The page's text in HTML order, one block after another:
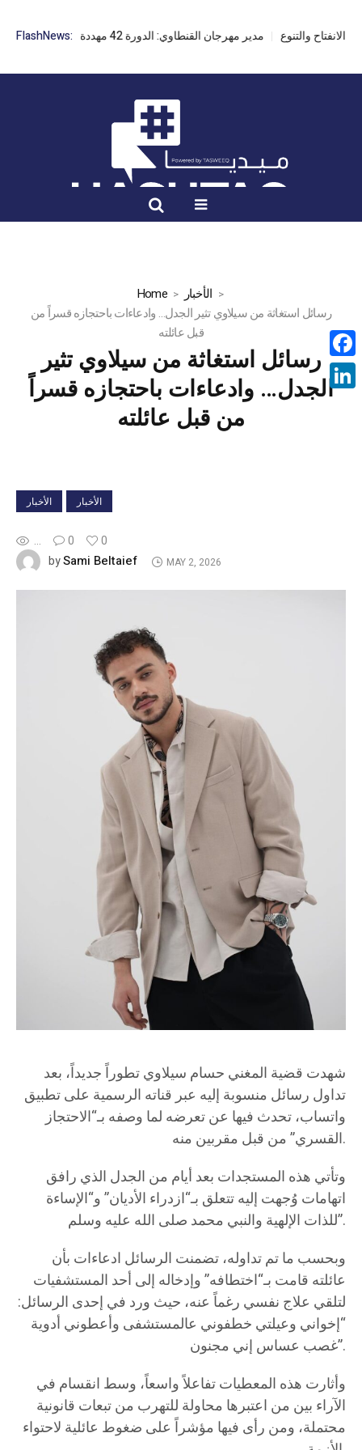
FlashNews: مدير مهرجان القنطاوي: الدورة 42 مهددة بسبب تأخر التراخيص
Home
الأخبار
رسائل استغاثة من سيلاوي تثير الجدل… وادعاءات باحتجازه قسراً من
قبل عائلته
رسائل استغاثة من سيلاوي تثير
الجدل… وادعاءات باحتجازه قسراً
من قبل عائلته
الأخبار الأخبار
... 0
0
bySami Beltaief MAY 2, 2026
شهدت قضية المغني حسام سيلاوي تطوراً جديداً، بعد
تداول رسائل منسوبة إليه عبر قناته الرسمية على تطبيق
واتساب، تحدث فيها عن تعرضه لما وصفه بـ“الاحتجاز
القسري” من قبل مقربين منه.
وتأتي هذه المستجدات بعد أيام من الجدل الذي رافق
اتهامات وُجهت إليه تتعلق بـ“ازدراء الأديان” و“الإساءة
للذات الإلهية والنبي محمد صلى الله عليه وسلم”.
وبحسب ما تم تداوله، تضمنت الرسائل ادعاءات بأن
عائلته قامت بـ“اختطافه” وإدخاله إلى أحد المستشفيات
لتلقي علاج نفسي رغماً عنه، حيث ورد في إحدى الرسائل:
“إخواني وعيلتي خطفوني عالمستشفى وأعطوني أدوية
غصب عساس إني مجنون”.
وأثارت هذه المعطيات تفاعلاً واسعاً، وسط انقسام في
الآراء بين من اعتبرها محاولة للتهرب من تبعات قانونية
محتملة، ومن رأى فيها مؤشراً على ضغوط عائلية لاحتواء